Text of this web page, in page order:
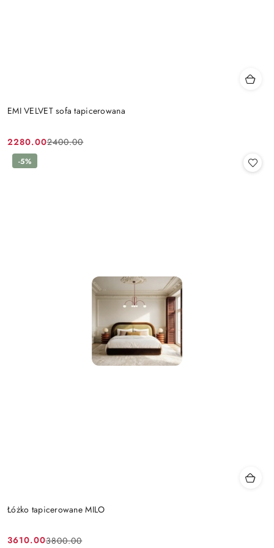
EMI VELVET sofa tapicerowana
Cena
promocyjna:
2280.00
Cena
przed
2400.00
Łóżko tapicerowane MILO
3610.003800.00
-5%